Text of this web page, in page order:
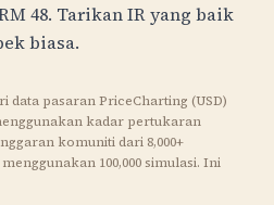
48. Tarikan IR yang baik
biasa.
data pasaran PriceCharting (USD)
kadar pertukaran
komuniti dari 8,000+
100,000 simulasi. Ini